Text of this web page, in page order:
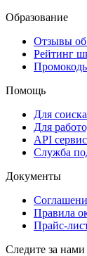
Образование
Отзывы
Рейтинг
Помощь
Для
Для
API
Служба
Документы
Правила
Прайс-
Следите за нами